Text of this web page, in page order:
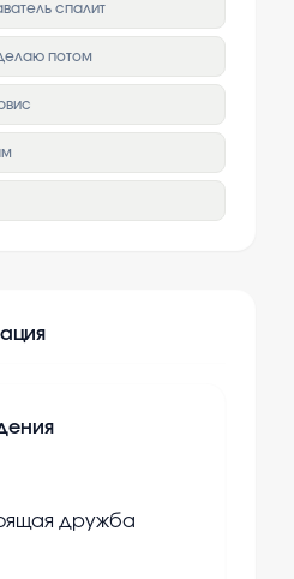
спалит
потом
дружба